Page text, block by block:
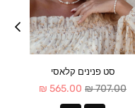
סט פנינים קלאסי
מחיר
707.00 ₪
565.00 ₪